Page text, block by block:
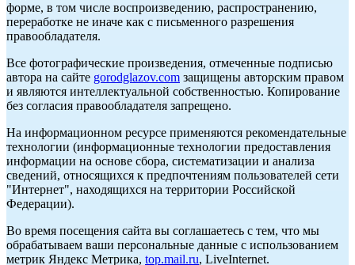
форме, в том числе воспроизведению, распространению,
переработке не иначе как с письменного разрешения
правообладателя.
Все фотографические произведения, отмеченные подписью
автора на сайте gorodglazov.com защищены авторским правом
и являются интеллектуальной собственностью. Копирование
без согласия правообладателя запрещено.
На информационном ресурсе применяются рекомендательные
технологии (информационные технологии предоставления
информации на основе сбора, систематизации и анализа
сведений, относящихся к предпочтениям пользователей сети
"Интернет", находящихся на территории Российской
Федерации).
Во время посещения сайта вы соглашаетесь с тем, что мы
обрабатываем ваши персональные данные с использованием
метрик Яндекс Метрика, top.mail.ru, LiveInternet.